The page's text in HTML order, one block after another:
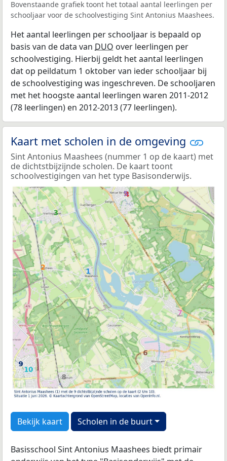
Bovenstaande grafiek toont het totaal aantal leerlingen per
schooljaar voor de schoolvestiging Sint Antonius Maashees.
Het aantal leerlingen per schooljaar is bepaald op
basis van de data van DUO over leerlingen per
schoolvestiging. Hierbij geldt het aantal leerlingen
dat op peildatum 1 oktober van ieder schooljaar bij
de schoolvestiging was ingeschreven. De schooljaren
met het hoogste aantal leerlingen waren 2011-2012
(78 leerlingen) en 2012-2013 (77 leerlingen).
Kaart met scholen in de omgeving
Sint Antonius Maashees (nummer 1 op de kaart) met
de dichtstbijzijnde scholen. De kaart toont
schoolvestigingen van het type Basisonderwijs.
Bekijk kaart Scholen in de buurt
Basisschool Sint Antonius Maashees biedt primair